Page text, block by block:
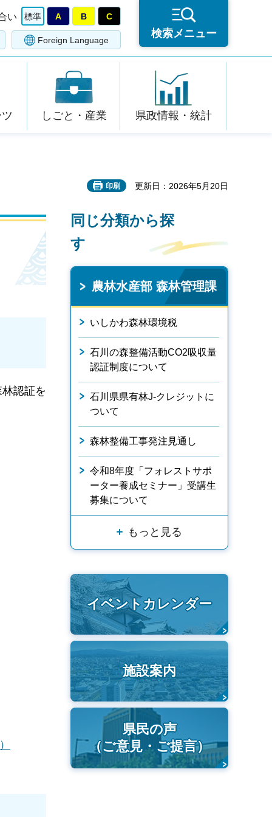
い 標準 A B C
Foreign Language
検索メニュー
しごと・産業 県政情報・統計
印刷 更新日：2026年5月20日
認証を
同じ分類から探
す
農林水産部 森林管理課
いしかわ森林環境税
石川の森整備活動CO2吸収量
認証制度について
石川県県有林J-クレジットに
ついて
森林整備工事発注見通し
令和8年度「フォレストサポ
ーター養成セミナー」受講生
募集について
もっと見る
イベントカレンダー
施設案内
県民の声
（ご意見・ご提言）